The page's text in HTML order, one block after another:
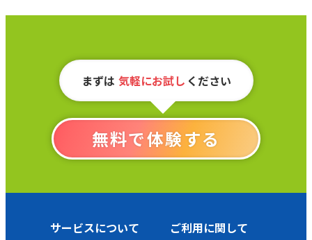
まずは 気軽にお試し ください
無料で体験する
サービスについて ご利用に関して